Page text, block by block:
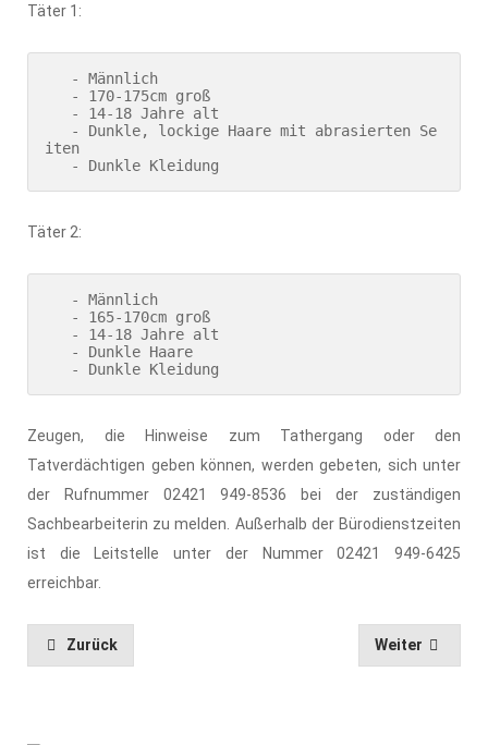
Täter 1:
iten
   - Dunkle Kleidung
Täter 2:
   - Dunkle Kleidung
Zeugen, die Hinweise zum Tathergang oder den
Tatverdächtigen geben können, werden gebeten, sich unter
der Rufnummer 02421 949-8536 bei der zuständigen
Sachbearbeiterin zu melden. Außerhalb der Bürodienstzeiten
ist die Leitstelle unter der Nummer 02421 949-6425
erreichbar.
Zurück Weiter